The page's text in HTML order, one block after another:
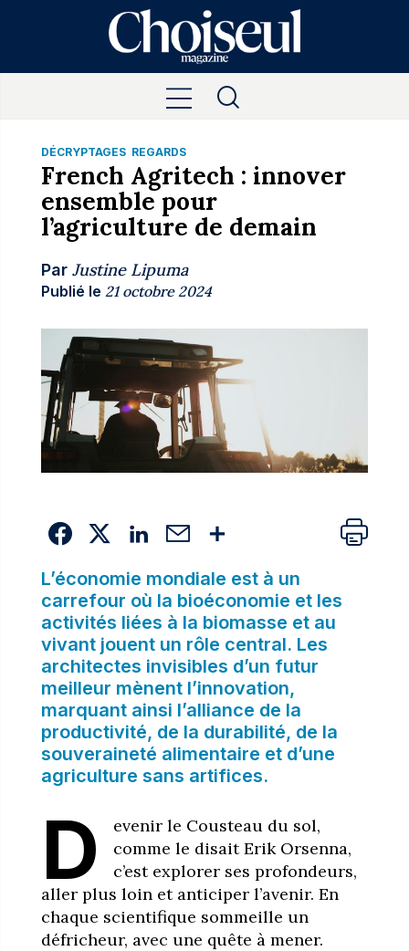
DÉCRYPTAGES REGARDS
French Agritech : innover
ensemble pour
l’agriculture de demain
Par Justine Lipuma
Publié le 21 octobre 2024
L’économie mondiale est à un
carrefour où la bioéconomie et les
activités liées à la biomasse et au
vivant jouent un rôle central. Les
architectes invisibles d’un futur
meilleur mènent l’innovation,
marquant ainsi l’alliance de la
productivité, de la durabilité, de la
souveraineté alimentaire et d’une
agriculture sans artifices.
D
evenir le Cousteau du sol,
comme le disait Erik Orsenna,
c’est explorer ses profondeurs,
aller plus loin et anticiper l’avenir. En
chaque scientifique sommeille un
défricheur, avec une quête à mener.